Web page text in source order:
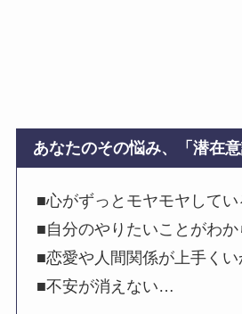
あなたのその悩み、「潜在
■心がずっとモヤモヤして
■自分のやりたいことがわ
■恋愛や人間関係が上手く
■不安が消えない…